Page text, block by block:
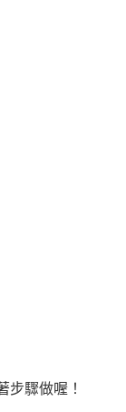
步驟做喔！